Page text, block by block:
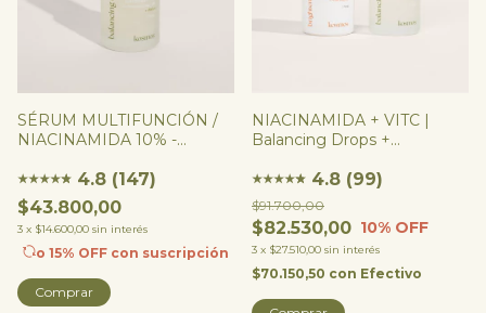
SÉRUM MULTIFUNCIÓN /
NIACINAMIDA 10% -
★★★★★
★ 4.8 (147)
$43.800,00
3 x $14.600,00 sin interés
o 15% OFF con suscripción
Comprar
NIACINAMIDA + VITC |
Balancing Drops +
★★★★★
★ 4.8 (99)
$82.530,00
$91.700,00
10% OFF
3 x $27.510,00 sin interés
$70.150,50 con Efectivo